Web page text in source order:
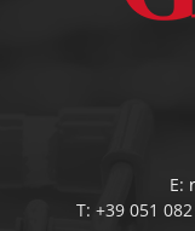
E:
T: +39 051